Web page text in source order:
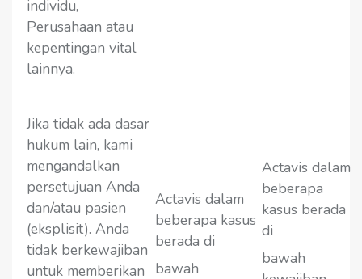
individu,
Perusahaan atau
kepentingan vital
lainnya.
Jika tidak ada dasar
hukum lain, kami
mengandalkan
persetujuan Anda
dan/atau pasien
(eksplisit). Anda
tidak berkewajiban
untuk memberikan
Actavis dalam
beberapa kasus
berada di
bawah
Actavis dalam
beberapa
kasus berada
di
bawah